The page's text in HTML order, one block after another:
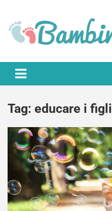
content
Bambino.it
Tag: educare i figli